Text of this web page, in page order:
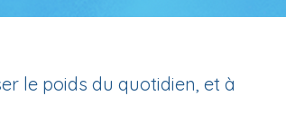
le poids du quotidien, et à